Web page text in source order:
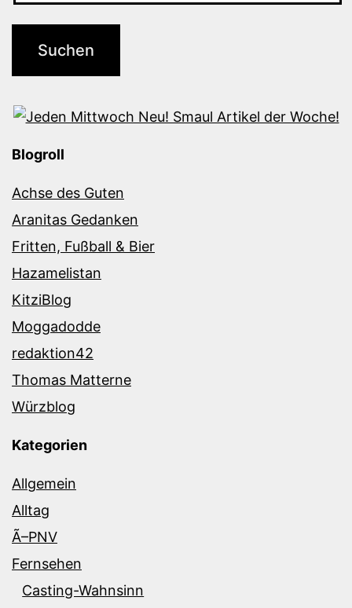
Blogroll
Achse des Guten
Aranitas Gedanken
Fritten, Fußball & Bier
Hazamelistan
KitziBlog
Moggadodde
redaktion42
Thomas Matterne
Würzblog
Kategorien
Allgemein
Alltag
Ã–PNV
Fernsehen
Casting-Wahnsinn